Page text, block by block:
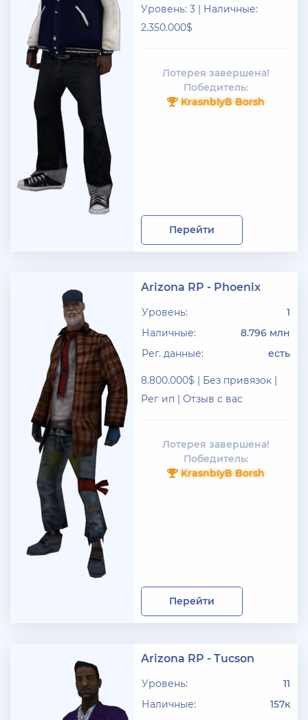
Уровень: 3 | Наличные:
2.350.000$
Лотерея завершена!
Победитель:
KrasnbIyB Borsh
Перейти
Arizona RP - Phoenix
Уровень:
1
Наличные:
8.796 млн
Рег. данные:
есть
8.800.000$ | Без привязок |
Рег ип | Отзыв с вас
Лотерея завершена!
Победитель:
KrasnbIyB Borsh
Перейти
Arizona RP - Tucson
Уровень:
11
Наличные:
157к